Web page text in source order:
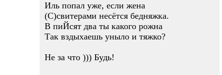
Иль попал уже, если жена
(С)свитерами несётся бедняжка.
В пиЙсят два ты какого рожна
Так вздыхаешь уныло и тяжко?
Не за что ))) Будь!